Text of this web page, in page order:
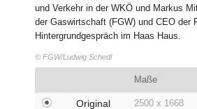
Media
Kontakt
und Verkehr in der WKÖ und Markus
der Gaswirtschaft (FGW) und CEO der
Hintergrundgespräch im Haas Haus.
© FGW/Ludwig Schedl
Maße
Original 2500 x 1668